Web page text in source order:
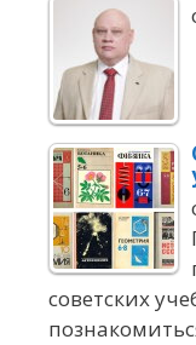
советских